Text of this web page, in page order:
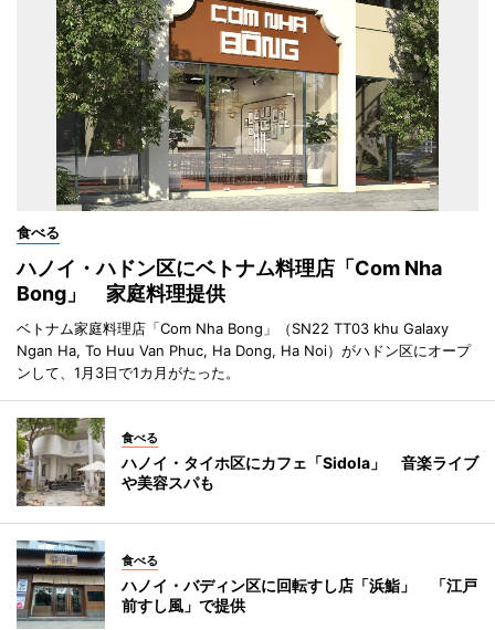
食べる
ハノイ・ハドン区にベトナム料理店「Com Nha
Bong」 家庭料理提供
ベトナム家庭料理店「Com Nha Bong」（SN22 TT03 khu Galaxy
Ngan Ha, To Huu Van Phuc, Ha Dong, Ha Noi）がハドン区にオープ
ンして、1月3日で1カ月がたった。
食べる
ハノイ・タイホ区にカフェ「Sidola」 音楽ライブ
や美容スパも
食べる
ハノイ・バディン区に回転すし店「浜鮨」 「江戸
前すし風」で提供